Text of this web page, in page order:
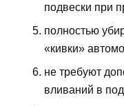
подвески при
полностью
«кивки»
не требуют
вливаний в